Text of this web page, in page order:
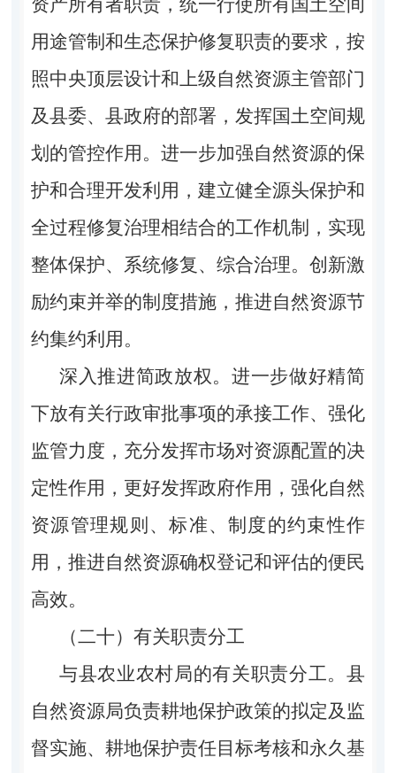
用途管制和生态保护修复职责的要求，按
照中央顶层设计和上级自然资源主管部门
及县委、县政府的部署，发挥国土空间规
划的管控作用。进一步加强自然资源的保
护和合理开发利用，建立健全源头保护和
全过程修复治理相结合的工作机制，实现
整体保护、系统修复、综合治理。创新激
励约束并举的制度措施，推进自然资源节
约集约利用。
深入推进简政放权。进一步做好精简
下放有关行政审批事项的承接工作、强化
监管力度，充分发挥市场对资源配置的决
定性作用，更好发挥政府作用，强化自然
资源管理规则、标准、制度的约束性作
用，推进自然资源确权登记和评估的便民
高效。
（二十）有关职责分工
与县农业农村局的有关职责分工。县
自然资源局负责耕地保护政策的拟定及监
督实施、耕地保护责任目标考核和永久基